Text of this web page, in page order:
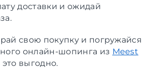
доставки и ожидай
свою покупку и погружайся
онлайн-шопинга из Meest
это выгодно.